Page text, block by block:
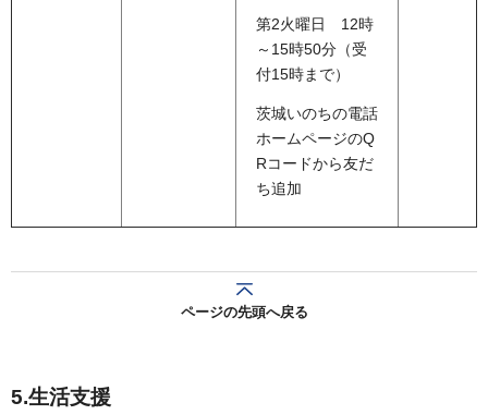
第2火曜日 12時
～15時50分（受
付15時まで）
茨城いのちの電話
ホームページのQ
Rコードから友だ
ち追加
ページの先頭へ戻る
5.生活支援